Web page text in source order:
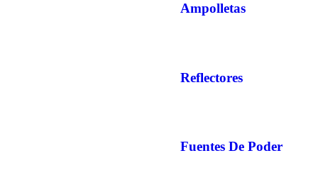
Ampolletas
Reflectores
Fuentes De Poder